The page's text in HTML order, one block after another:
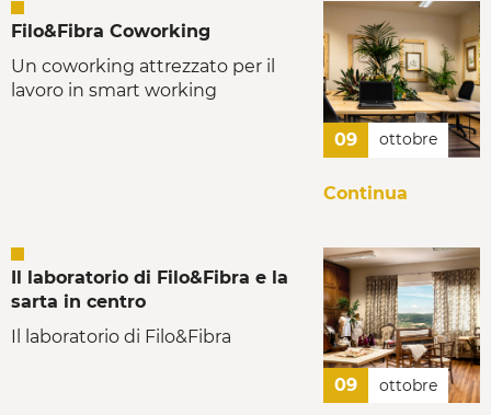
09 ottobre
Filo&Fibra Coworking
Un coworking attrezzato per il
lavoro in smart working
Continua
09 ottobre
Il laboratorio di Filo&Fibra e la
sarta in centro
Il laboratorio di Filo&Fibra